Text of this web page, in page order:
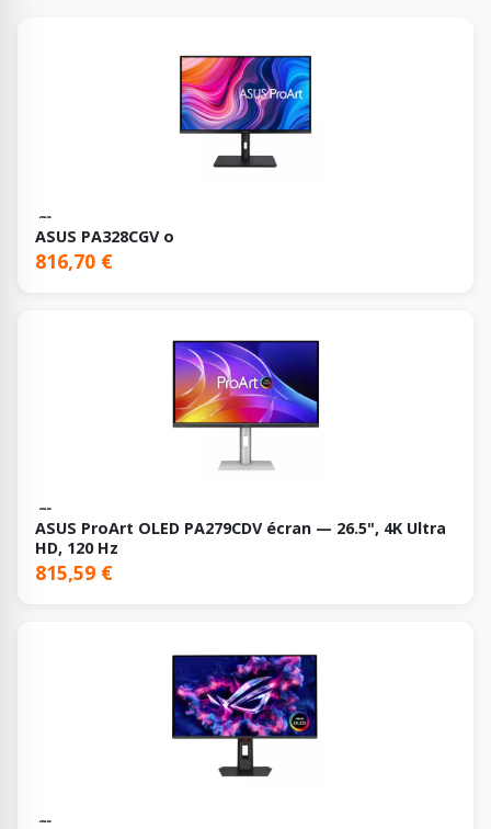
ASUS PA328CGV o
816,70 €
ASUS ProArt OLED PA279CDV écran — 26.5", 4K Ultra
HD, 120 Hz
815,59 €